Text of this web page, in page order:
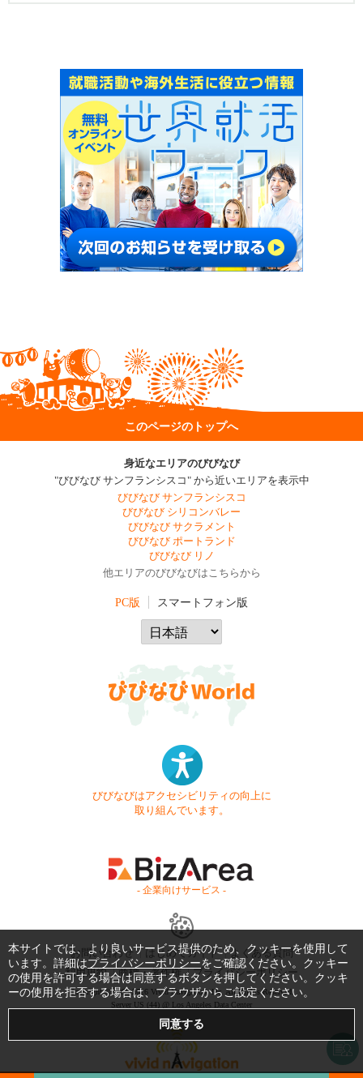
このページのトップへ
身近なエリアのびびなび
"びびなび サンフランシスコ" から近いエリアを表示中
びびなび サンフランシスコ
びびなび シリコンバレー
びびなび サクラメント
びびなび ポートランド
びびなび リノ
他エリアのびびなびはこちらから
PC版 スマートフォン版
びびなびはアクセシビリティの向上に
取り組んでいます。
- 企業向けサービス -
お問い合わせ はじめてガイド
よくある質問
利用規約
商標・著作権 プライバシーポリシー
Copyright © 1999-2026 Vivid Navigation, Inc. All Rights Reserved.
Server US (44) @ Los Angeles Data Center
本サイトでは、より良いサービス提供のため、クッキーを使用して
います。詳細はプライバシーポリシーをご確認ください。クッキー
の使用を許可する場合は同意するボタンを押してください。クッキ
ーの使用を拒否する場合は、ブラウザからご設定ください。